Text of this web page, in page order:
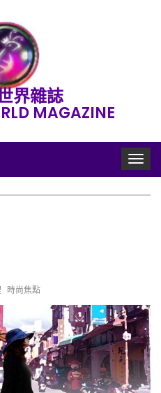
界雜誌
MAGAZINE
Toggle
時尚焦點